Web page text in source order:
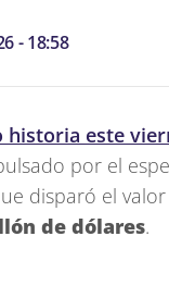
- 18:58
historia este
por el
disparó el
de dólares.